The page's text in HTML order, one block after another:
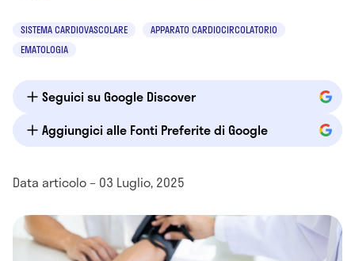
SISTEMA CARDIOVASCOLARE
APPARATO CARDIOCIRCOLATORIO
EMATOLOGIA
Seguici su Google Discover
Aggiungici alle Fonti Preferite di Google
Data articolo – 03 Luglio, 2025